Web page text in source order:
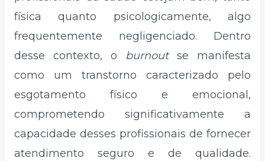
física quanto psicologicamente, algo
frequentemente negligenciado. Dentro
desse contexto, o burnoutse manifesta
como um transtorno caracterizado pelo
esgotamento físico e emocional,
comprometendo significativamente a
capacidade desses profissionais de fornecer
atendimento seguro e de qualidade.